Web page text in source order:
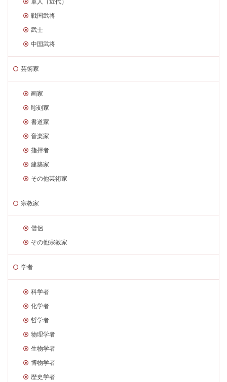
戦国武将
武士
中国武将
芸術家
画家
彫刻家
書道家
音楽家
指揮者
建築家
その他芸術家
宗教家
僧侶
その他宗教家
学者
科学者
化学者
哲学者
物理学者
生物学者
博物学者
歴史学者